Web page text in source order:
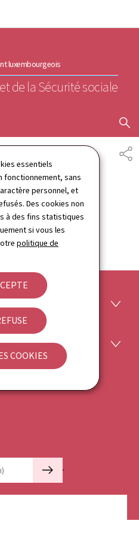
essentiels
fonctionnement, sans
personnel, et
Des cookies non
à des fins statistiques
si vous les
politique de
COOKIES
principal
luxembourgeois
de la Sécurité sociale
🡒